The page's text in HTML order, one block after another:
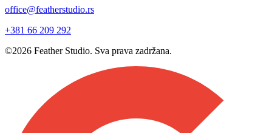
office@featherstudio.rs
+381 66 209 292
©2026 Feather Studio. Sva prava zadržana.